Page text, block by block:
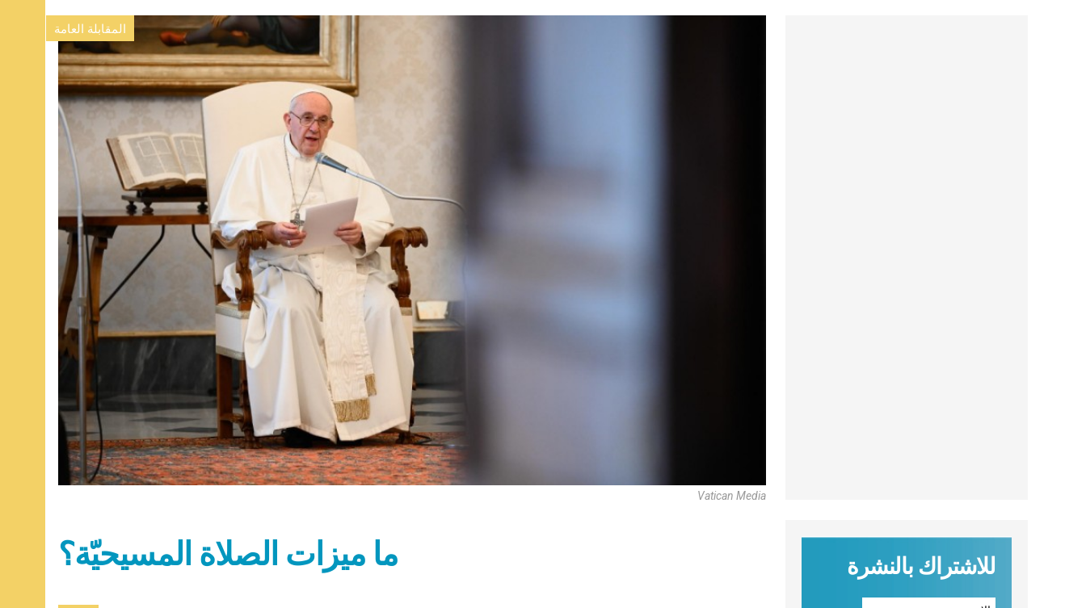
المقابلة العامة
Vatican Media
ما ميزات الصلاة المسيحيّة؟ للاشتراك بالنشرة